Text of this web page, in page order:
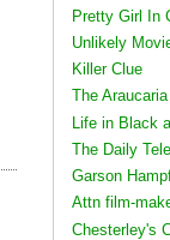
Pretty Girl In
Unlikely
Killer Clue
The
Life in Black
The Daily
Garson
Attn film-
Chesterley's